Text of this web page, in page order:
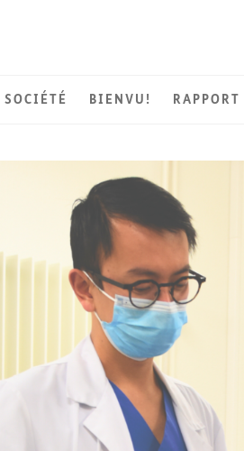
SOCIÉTÉ BIENVU!